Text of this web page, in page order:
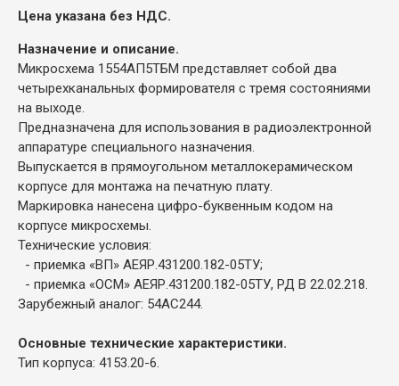
Цена указана без НДС.
Назначение и описание.
Микросхема 1554АП5ТБМ представляет собой два
четырехканальных формирователя с тремя состояниями
на выходе.
Предназначена для использования в радиоэлектронной
аппаратуре специального назначения.
Выпускается в прямоугольном металлокерамическом
корпусе для монтажа на печатную плату.
Маркировка нанесена цифро-буквенным кодом на
корпусе микросхемы.
Технические условия:
- приемка «ВП» АЕЯР.431200.182-05ТУ;
- приемка «ОСМ» АЕЯР.431200.182-05ТУ, РД В 22.02.218.
Зарубежный аналог: 54AC244.
Основные технические характеристики.
Тип корпуса: 4153.20-6.